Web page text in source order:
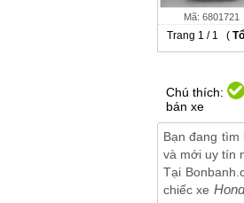
Mã: 6801721
Trang 1 / 1 (
Chú thích:
bán xe
Bạn đang
và mới uy tín
Tại
chiếc xe